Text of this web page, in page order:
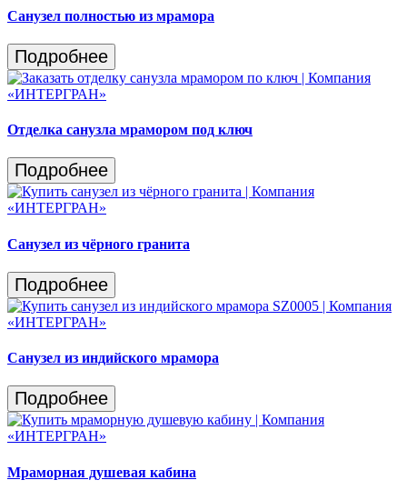
Санузел полностью из мрамора
Подробнее
Отделка санузла мрамором под ключ
Подробнее
Санузел из чёрного гранита
Подробнее
Санузел из индийского мрамора
Подробнее
Мраморная душевая кабина